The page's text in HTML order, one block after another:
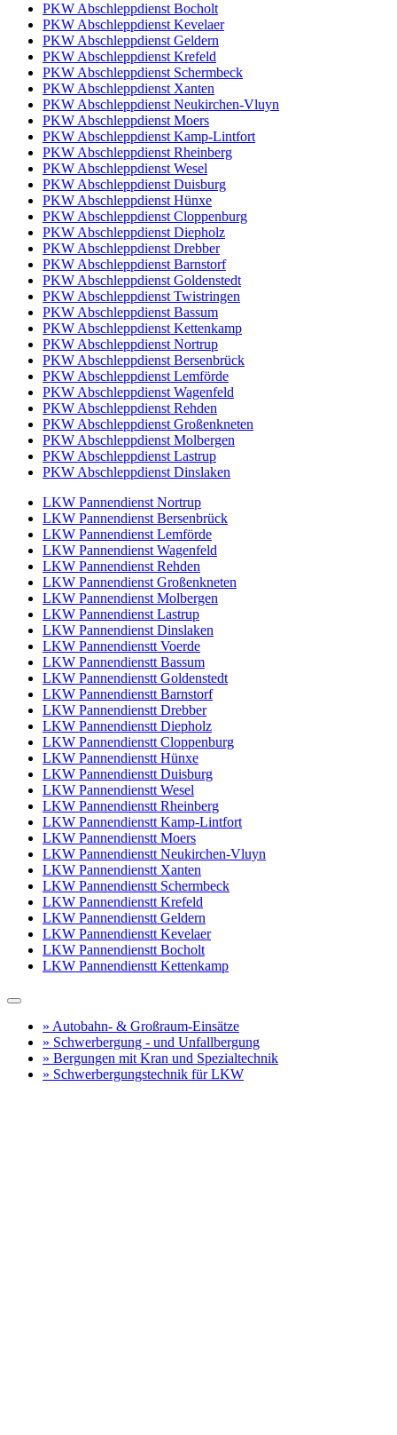
PKW Abschleppdienst Bocholt
PKW Abschleppdienst Kevelaer
PKW Abschleppdienst Geldern
PKW Abschleppdienst Krefeld
PKW Abschleppdienst Schermbeck
PKW Abschleppdienst Xanten
PKW Abschleppdienst Neukirchen-Vluyn
PKW Abschleppdienst Moers
PKW Abschleppdienst Kamp-Lintfort
PKW Abschleppdienst Rheinberg
PKW Abschleppdienst Wesel
PKW Abschleppdienst Duisburg
PKW Abschleppdienst Hünxe
PKW Abschleppdienst Cloppenburg
PKW Abschleppdienst Diepholz
PKW Abschleppdienst Drebber
PKW Abschleppdienst Barnstorf
PKW Abschleppdienst Goldenstedt
PKW Abschleppdienst Twistringen
PKW Abschleppdienst Bassum
PKW Abschleppdienst Kettenkamp
PKW Abschleppdienst Nortrup
PKW Abschleppdienst Bersenbrück
PKW Abschleppdienst Lemförde
PKW Abschleppdienst Wagenfeld
PKW Abschleppdienst Rehden
PKW Abschleppdienst Großenkneten
PKW Abschleppdienst Molbergen
PKW Abschleppdienst Lastrup
PKW Abschleppdienst Dinslaken
LKW Pannendienst Nortrup
LKW Pannendienst Bersenbrück
LKW Pannendienst Lemförde
LKW Pannendienst Wagenfeld
LKW Pannendienst Rehden
LKW Pannendienst Großenkneten
LKW Pannendienst Molbergen
LKW Pannendienst Lastrup
LKW Pannendienst Dinslaken
LKW Pannendienstt Voerde
LKW Pannendienstt Bassum
LKW Pannendienstt Goldenstedt
LKW Pannendienstt Barnstorf
LKW Pannendienstt Drebber
LKW Pannendienstt Diepholz
LKW Pannendienstt Cloppenburg
LKW Pannendienstt Hünxe
LKW Pannendienstt Duisburg
LKW Pannendienstt Wesel
LKW Pannendienstt Rheinberg
LKW Pannendienstt Kamp-Lintfort
LKW Pannendienstt Moers
LKW Pannendienstt Neukirchen-Vluyn
LKW Pannendienstt Xanten
LKW Pannendienstt Schermbeck
LKW Pannendienstt Krefeld
LKW Pannendienstt Geldern
LKW Pannendienstt Kevelaer
LKW Pannendienstt Bocholt
LKW Pannendienstt Kettenkamp
» Autobahn- & Großraum-Einsätze
» Schwerbergung - und Unfallbergung
» Bergungen mit Kran und Spezialtechnik
» Schwerbergungstechnik für LKW